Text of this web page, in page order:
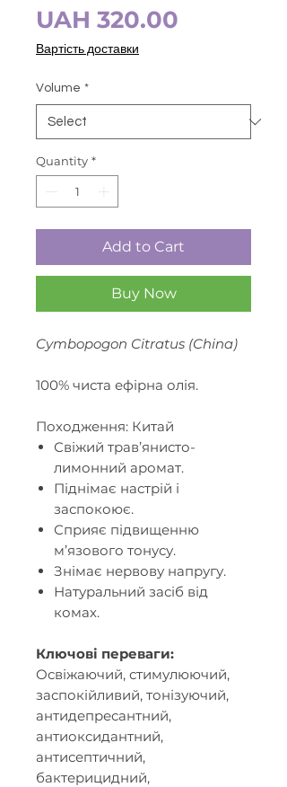
UAH 320.00
Вартість доставки
Volume *
Quantity *
Add to Cart
Buy Now
Cymbopogon Citratus (China)
100% чиста ефірна олія.
Походження: Китай
Свіжий трав’янисто-
лимонний аромат.
Піднімає настрій і
заспокоює.
Сприяє підвищенню
м’язового тонусу.
Знімає нервову напругу.
Натуральний засіб від
комах.
Ключові переваги:
Освіжаючий, стимулюючий,
заспокійливий, тонізуючий,
антидепресантний,
антиоксидантний,
антисептичний,
бактерицидний,